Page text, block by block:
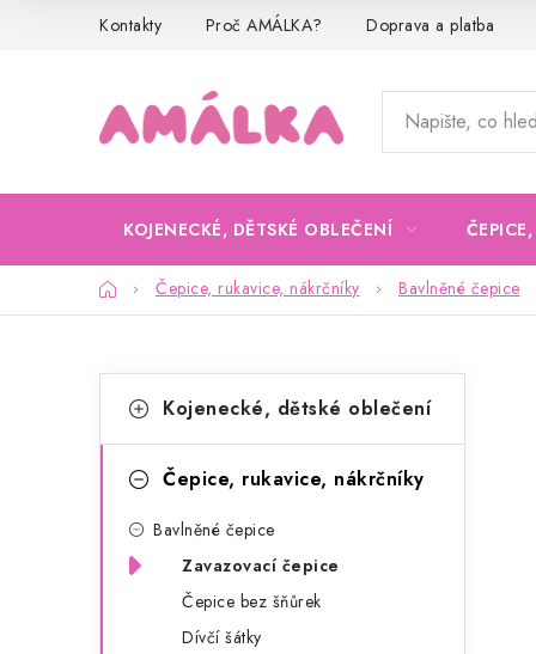
Kontakty Proč AMÁLKA? Doprava a platba
KOJENECKÉ, DĚTSKÉ OBLEČENÍ
DomůČepice, rukavice, nákrčníky Bavlněné čepice
okategorie
a
Kojenecké, dětské oblečení
Čepice, rukavice, nákrčníky
Bavlněné čepice
Zavazovací čepice
Čepice bez šňůrek
Dívčí šátky